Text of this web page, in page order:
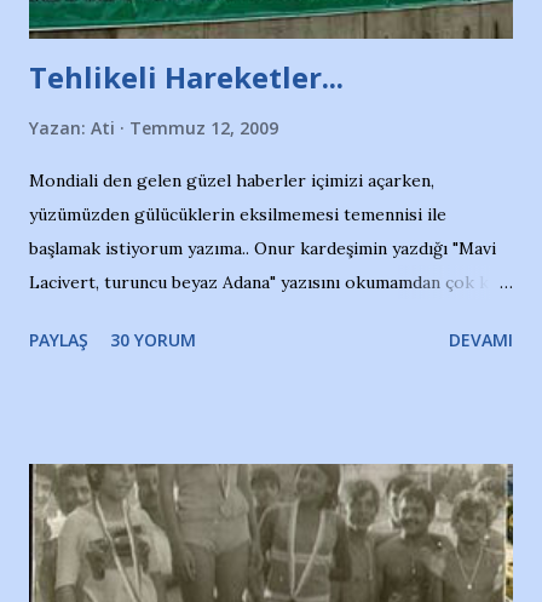
Tehlikeli Hareketler...
Yazan: Ati Temmuz 12, 2009
Mondiali den gelen güzel haberler içimizi açarken,
yüzümüzden gülücüklerin eksilmemesi temennisi ile
başlamak istiyorum yazıma.. Onur kardeşimin yazdığı "Mavi
Lacivert, turuncu beyaz Adana" yazısını okumamdan çok kısa
irkildim.. "Bursasporlu taraftarlar, İstanbul takımlarının
ve ürünlerini Bursa şehrinde görmek istemediklerini bir
protesto eylemiyle açıkladıklarını bildiriyordu.. Bu grup
adına açıklama yapan şahsı muhterem(!) ''Açık ve net olarak
söylüyoruz. Bu son uyarımızdır. Bunun yanısıra, bu takımlara
PAYLAŞ 30 YORUM DEVAMI